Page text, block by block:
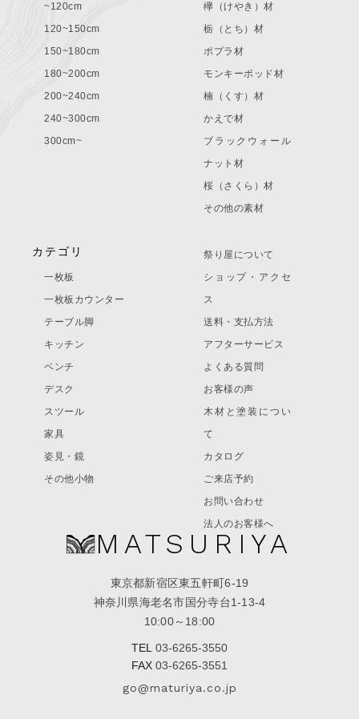
MATSURIYA
東京都新宿区東五軒町6-19
神奈川県海老名市国分寺台1-13-4
10:00～18:00
TEL 03-6265-3550
FAX 03-6265-3551
go@maturiya.co.jp
~120cm
120~150cm
150~180cm
180~200cm
200~240cm
240~300cm
300cm~
欅（けやき）材
栃（とち）材
ポプラ材
モンキーポッド材
楠（くす）材
かえで材
ブラックウォール
ナット材
桜（さくら）材
その他の素材
カテゴリ
一枚板
一枚板カウンター
テーブル脚
キッチン
ベンチ
デスク
スツール
家具
姿見・鏡
その他小物
祭り屋について
ショップ・アクセ
ス
送料・支払方法
アフターサービス
よくある質問
お客様の声
木材と塗装につい
て
カタログ
ご来店予約
お問い合わせ
法人のお客様へ